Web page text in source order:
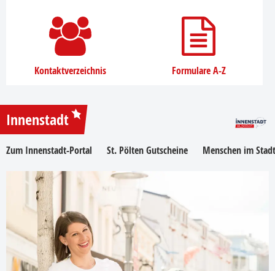
Kontaktverzeichnis Formulare A-Z
Innenstadt
Zum Innenstadt-Portal St. Pölten Gutscheine Menschen im